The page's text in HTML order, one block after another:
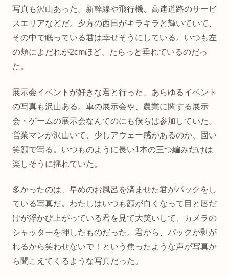
写真も沢山あった。新幹線や飛行機、高速道路のサービ
スエリアなどだ。夕方の西日がキラキラと輝いていて、
その中で眠っている君は幸せそうにしている。いつも左
の頬によだれが2cmほど、たらっと垂れているのだっ
た。
展示会イベントが好きな君と行った、あらゆるイベント
の写真も沢山ある。車の展示会や、農業に関する展示
会・ゲームの展示会なんてのにも僕らは参加していた。
営業マンが沢山いて、少しアウェー感があるのか、固い
笑顔で写る。いつものように長い1本の三つ編みだけは
楽しそうに揺れていた。
多かったのは、早めのお風呂を済ませた君がパックをし
ている写真だ。わたしはいつも顔が白くなって目と唇だ
けが浮かび上がっている君を見て大笑いして、カメラの
シャッターを押したものだった。君から、パックが剥が
れるから笑わせないで！という焦ったような声が写真か
ら聞こえてくるような写真だった。